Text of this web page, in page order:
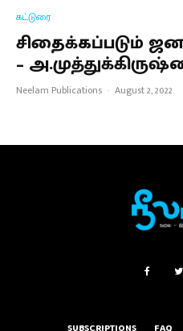
கட்டுரை
சிதைக்கப்படும்
–
Neelam Publications · August 2, 2022